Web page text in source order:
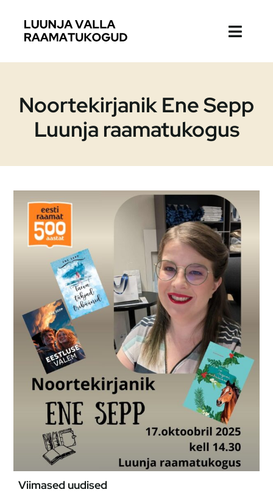
content
Kodulugu
K. E. Söödi lasteluuleauhind
Noortekirjanik Ene Sepp
Luunja raamatukogus
Viimased uudised